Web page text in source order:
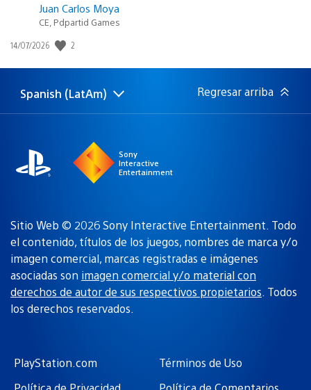
Juan Carlos Moya
CE, Pdpartid Games
Fecha
publicación:
14/07/2026 2
Elige
Región
Spanish (LatAm) Regresar arriba
Sony
Interactive
Entertainment
Sitio Web © 2026 Sony Interactive Entertainment. Todo
el contenido, títulos de los juegos, nombres de marca y/o
imagen comercial, marcas registradas e imágenes
asociadas son imagen comercial y/o material con
derechos de autor de sus respectivos propietarios. Todos
los derechos reservados.
PlayStation.com
Términos de Uso